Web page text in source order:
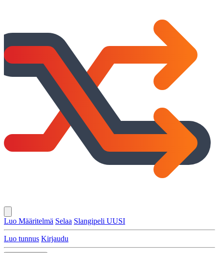
Luo Määritelmä Selaa Slangipeli UUSI
Luo tunnus Kirjaudu